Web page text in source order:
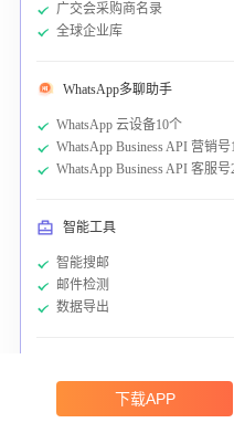
广交会采购商名录
全球企业库
WhatsApp多聊助手
WhatsApp 云设备10个
WhatsApp Business API 营销号
WhatsApp Business API 客服号
智能工具
智能搜邮
邮件检测
数据导出
WhatsApp群发下载APP